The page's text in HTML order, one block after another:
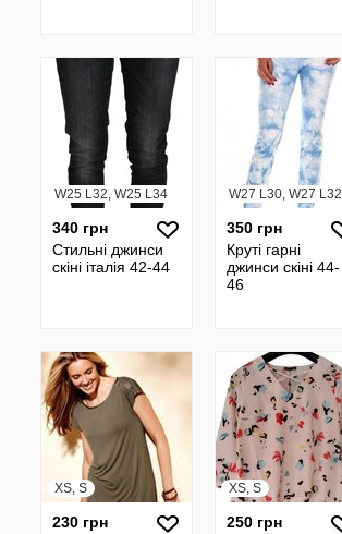
W25 L32, W25 L34
340 грн
Стильні джинси
скіні італія 42-44
W27 L30, W27 L32
350 грн
Круті гарні
джинси скіні 44-
46
XS, S
230 грн
XS, S
250 грн